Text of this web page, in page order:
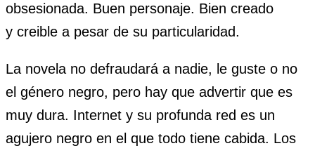
obsesionada. Buen personaje. Bien creado
y creible a pesar de su particularidad.
La novela no defraudará a nadie, le guste o no
el género negro, pero hay que advertir que es
muy dura. Internet y su profunda red es un
agujero negro en el que todo tiene cabida. Los